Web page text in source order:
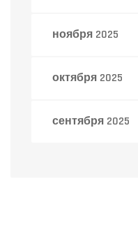
ноября 2025
октября 2025
сентября 2025